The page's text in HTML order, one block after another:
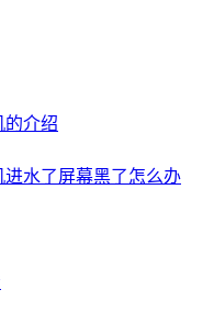
的介绍
水了屏幕黑了怎么办